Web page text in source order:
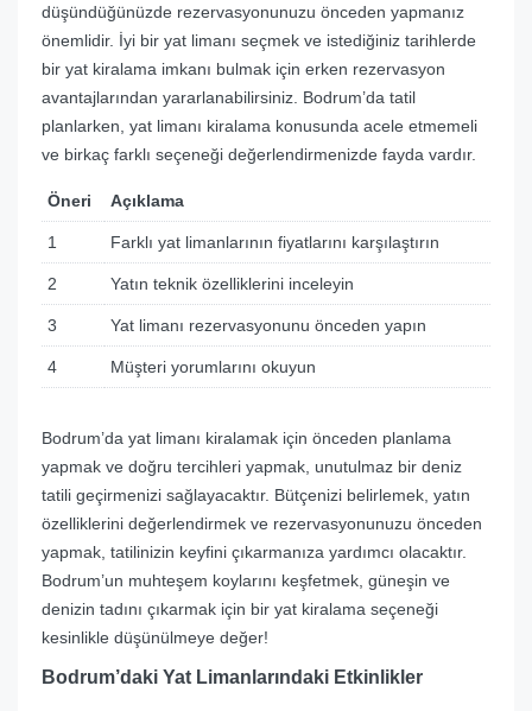
düşündüğünüzde rezervasyonunuzu önceden yapmanız
önemlidir. İyi bir yat limanı seçmek ve istediğiniz tarihlerde
bir yat kiralama imkanı bulmak için erken rezervasyon
avantajlarından yararlanabilirsiniz. Bodrum’da tatil
planlarken, yat limanı kiralama konusunda acele etmemeli
ve birkaç farklı seçeneği değerlendirmenizde fayda vardır.
Öneri Açıklama
1 Farklı yat limanlarının fiyatlarını karşılaştırın
2 Yatın teknik özelliklerini inceleyin
3 Yat limanı rezervasyonunu önceden yapın
4 Müşteri yorumlarını okuyun
Bodrum’da yat limanı kiralamak için önceden planlama
yapmak ve doğru tercihleri yapmak, unutulmaz bir deniz
tatili geçirmenizi sağlayacaktır. Bütçenizi belirlemek, yatın
özelliklerini değerlendirmek ve rezervasyonunuzu önceden
yapmak, tatilinizin keyfini çıkarmanıza yardımcı olacaktır.
Bodrum’un muhteşem koylarını keşfetmek, güneşin ve
denizin tadını çıkarmak için bir yat kiralama seçeneği
kesinlikle düşünülmeye değer!
Bodrum’daki Yat Limanlarındaki Etkinlikler